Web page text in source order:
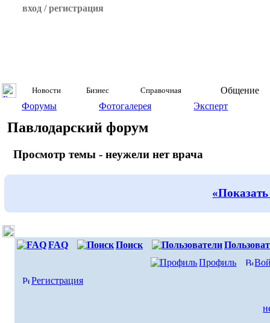
вход / регистрация
Новости Бизнес Справочная
Общение
Форумы
Фотогалерея Эксперт
Павлодарский форум
Просмотр темы - неужели нет врача
FAQ Поиск
Профиль
Регистрация